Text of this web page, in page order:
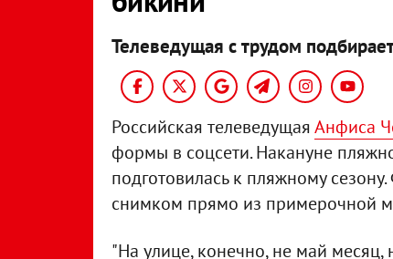
Телеведущая с трудом
Российская телеведущаяАнфиса
формы в соцсети. Накануне
подготовилась к пляжному
снимком прямо из примерочной
"На улице, конечно, не май месяц,